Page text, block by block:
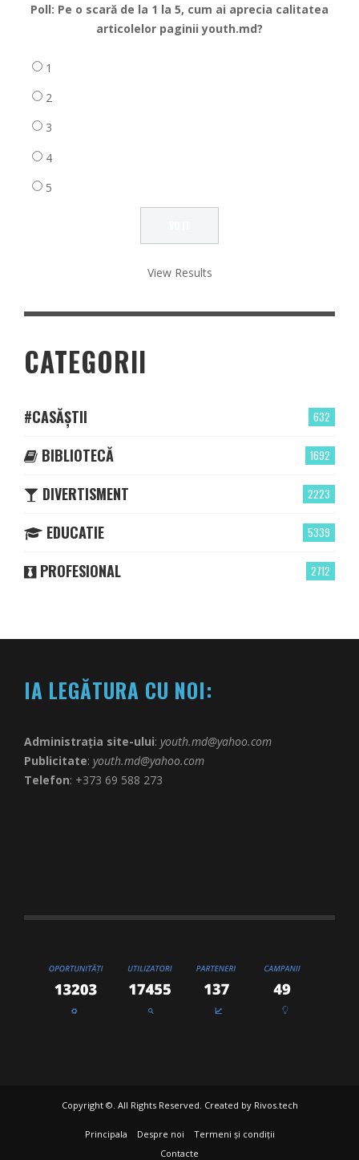
Poll: Pe o scară de la 1 la 5, cum ai aprecia calitatea
articolelor paginii youth.md?
1
2
3
4
5
View Results
CATEGORII
632
#CASĂȘTII
1692
BIBLIOTECĂ
2223
DIVERTISMENT
5339
EDUCATIE
2712
PROFESIONAL
IA LEGĂTURA CU NOI:
Administrația site-ului: youth.md@yahoo.com
Publicitate: youth.md@yahoo.com
Telefon: +373 69 588 273
Copyright ©. All Rights Reserved. Created by Rivos.tech
Principala Despre noi
Termeni și condiții
Contacte